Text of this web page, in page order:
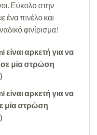
Εύκολο στην
ένα πινέλο και
φινίρισμα!
αρκετή για να
σε μία στρώση
αρκετή για να
μία στρώση